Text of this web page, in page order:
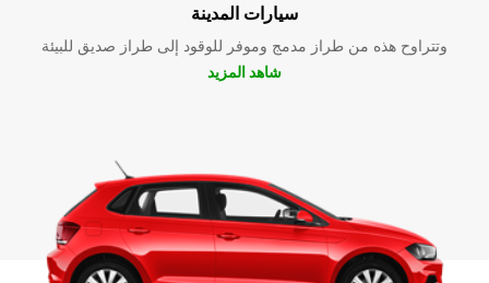
سيارات المدينة
وتتراوح هذه من طراز مدمج وموفر للوقود إلى طراز صديق للبيئة
شاهد المزيد